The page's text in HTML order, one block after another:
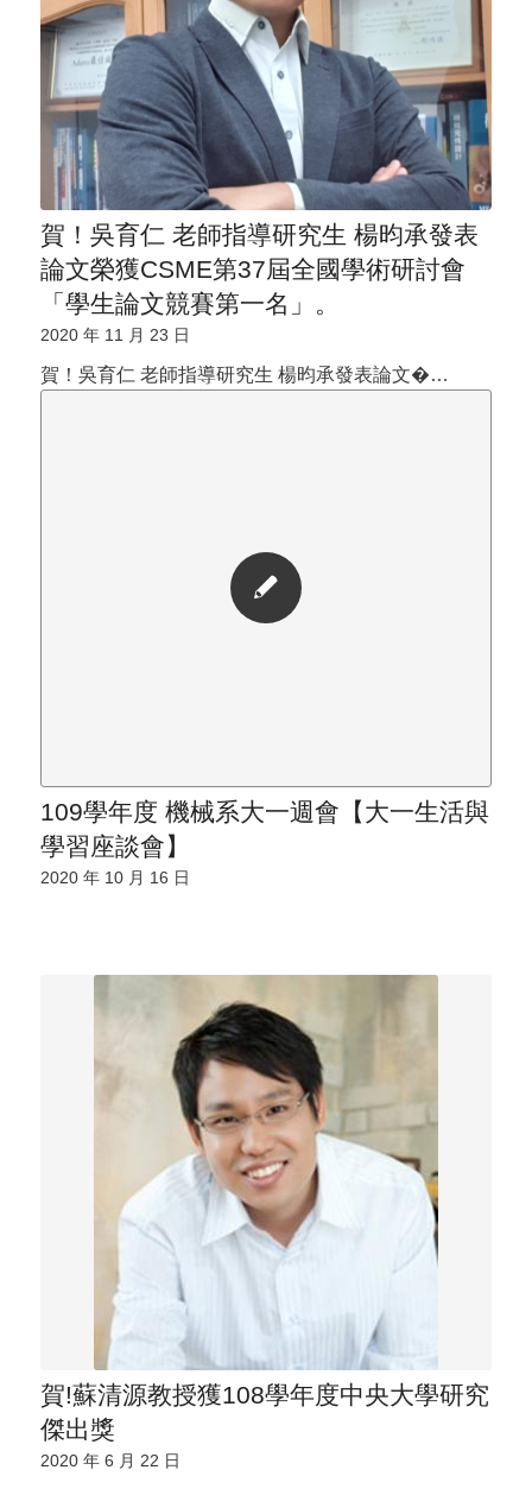
賀！吳育仁 老師指導研究生 楊昀承發表
論文榮獲CSME第37屆全國學術研討會
「學生論文競賽第一名」。
2020 年 11 月 23 日
賀！吳育仁 老師指導研究生 楊昀承發表論文�…
109學年度 機械系大一週會【大一生活與
學習座談會】
2020 年 10 月 16 日
賀!蘇清源教授獲108學年度中央大學研究
傑出獎
2020 年 6 月 22 日